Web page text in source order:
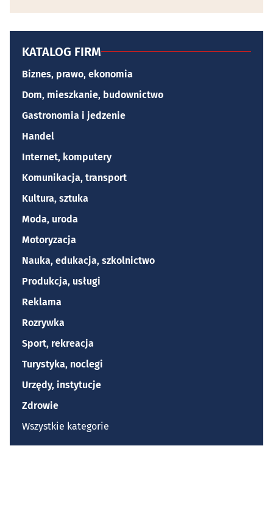
KATALOG FIRM
Biznes, prawo, ekonomia
Dom, mieszkanie, budownictwo
Gastronomia i jedzenie
Handel
Internet, komputery
Komunikacja, transport
Kultura, sztuka
Moda, uroda
Motoryzacja
Nauka, edukacja, szkolnictwo
Produkcja, usługi
Reklama
Rozrywka
Sport, rekreacja
Turystyka, noclegi
Urzędy, instytucje
Zdrowie
Wszystkie kategorie